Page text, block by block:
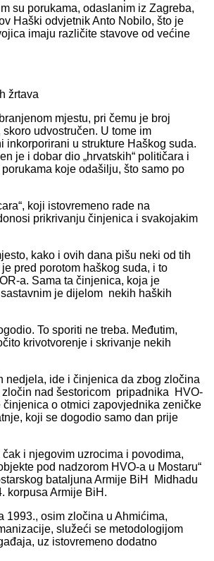
su porukama, odaslanim iz Zagreba,
Haški odvjetnik Anto Nobilo, što je
imaju različite stavove od većine
žrtava
mjestu, pri čemu je broj
udvostručen. U tome im
u strukture Haškog suda.
je i dobar dio „hrvatskih“ političara i
koje odašilju, što samo po
koji istovremeno rade na
prikrivanju činjenica i svakojakim
kako i ovih dana pišu neki od tih
pred porotom haškog suda, i to
a. Sama ta činjenica, koja je
je dijelom nekih haških
To sporiti ne treba. Međutim,
krivotvorenje i skrivanje nekih
nedjela, ide i činjenica da zbog zločina
nad šestoricom pripadnika HVO-
o otmici zapovjednika zeničke
koji se dogodio samo dan prije
i njegovim uzrocima i povodima,
pod nadzorom HVO-a u Mostaru“
bataljuna Armije BiH Midhadu
korpusa Armije BiH.
1993., osim zločina u Ahmićima,
služeći se metodologijom
uz istovremeno dodatno